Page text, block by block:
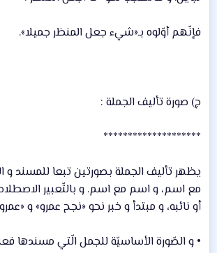
فإنّهم أوّلوه بـ«شيء جعل المنظر جميلا».
ج) صورة تأليف الجملة :
********************
يظهر تأليف الجملة بصورتين تبعا للمسند و
مع اسم، و اسم مع اسم. و بالتّعبير
أو نائبه، و مبتدأ و خبر نحو «نجح عمرو» و
• و الصّورة الأساسيّة للجمل الّتي مسندها